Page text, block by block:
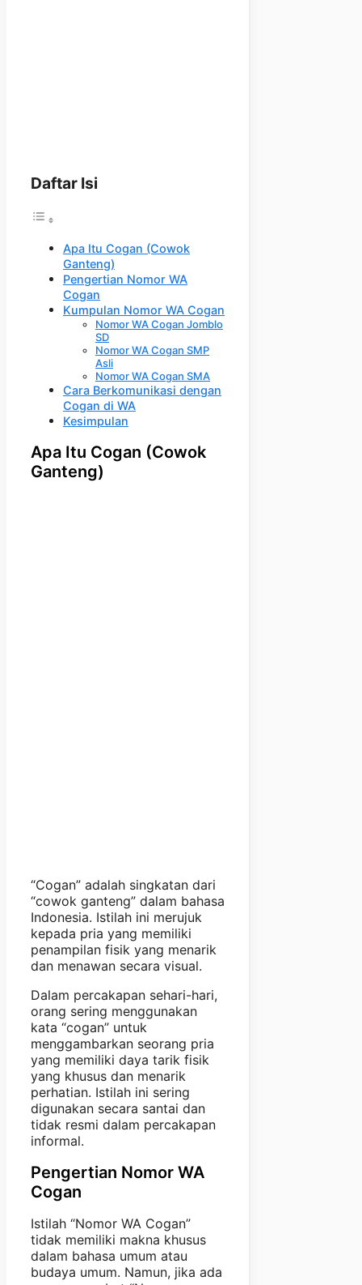
Daftar Isi
Apa Itu Cogan (Cowok
Ganteng)
Pengertian Nomor WA
Cogan
Kumpulan Nomor WA Cogan
Nomor WA Cogan Jomblo
SD
Nomor WA Cogan SMP
Asli
Nomor WA Cogan SMA
Cara Berkomunikasi dengan
Cogan di WA
Kesimpulan
Apa Itu Cogan (Cowok
Ganteng)
“Cogan” adalah singkatan dari
“cowok ganteng” dalam bahasa
Indonesia. Istilah ini merujuk
kepada pria yang memiliki
penampilan fisik yang menarik
dan menawan secara visual.
Dalam percakapan sehari-hari,
orang sering menggunakan
kata “cogan” untuk
menggambarkan seorang pria
yang memiliki daya tarik fisik
yang khusus dan menarik
perhatian. Istilah ini sering
digunakan secara santai dan
tidak resmi dalam percakapan
informal.
Pengertian Nomor WA
Cogan
Istilah “Nomor WA Cogan”
tidak memiliki makna khusus
dalam bahasa umum atau
budaya umum. Namun, jika ada